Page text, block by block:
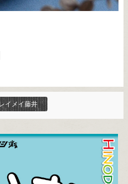
イメイ藤井